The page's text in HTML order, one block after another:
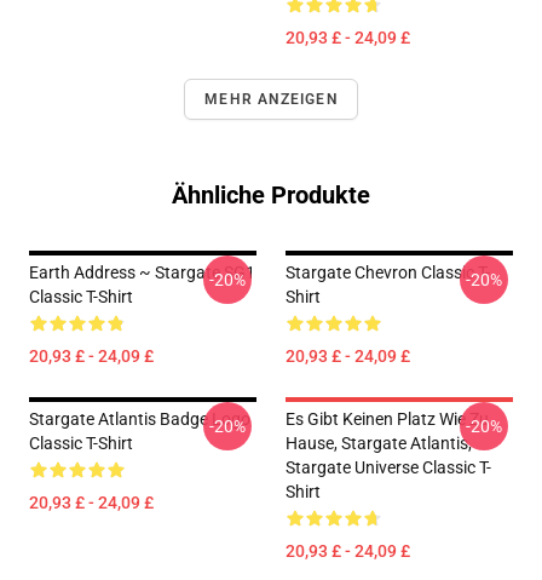
20,93 £ - 24,09 £
MEHR ANZEIGEN
Ähnliche Produkte
Earth Address ~ Stargate SG1
Classic T-Shirt
20,93 £ - 24,09 £
-20%
Stargate Chevron Classic T-
Shirt
20,93 £ - 24,09 £
-20%
Stargate Atlantis Badge Logo
Classic T-Shirt
20,93 £ - 24,09 £
-20%
Es Gibt Keinen Platz Wie Zu
Hause, Stargate Atlantis,
Stargate Universe Classic T-
Shirt
20,93 £ - 24,09 £
-20%